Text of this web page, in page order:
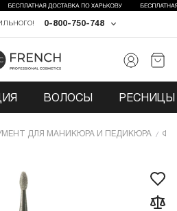
0-800-750-748
ВОЛОСЫ РЕСНИЦЫ
ДЛЯ МАНИКЮРА И ПЕДИКЮРА